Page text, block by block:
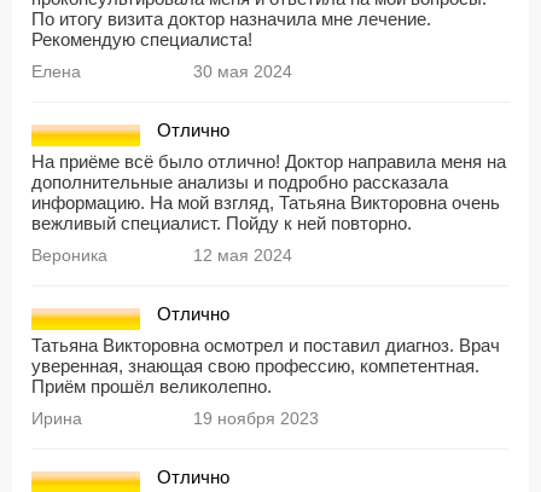
По итогу визита доктор назначила мне лечение.
Рекомендую специалиста!
Елена 30 мая 2024
Отлично
На приёме всё было отлично! Доктор направила меня на
дополнительные анализы и подробно рассказала
информацию. На мой взгляд, Татьяна Викторовна очень
вежливый специалист. Пойду к ней повторно.
Вероника 12 мая 2024
Отлично
Татьяна Викторовна осмотрел и поставил диагноз. Врач
уверенная, знающая свою профессию, компетентная.
Приём прошёл великолепно.
Ирина 19 ноября 2023
Отлично